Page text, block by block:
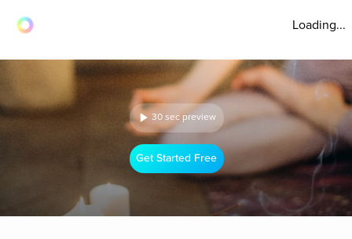
Loading...
30 sec preview
Get Started Free